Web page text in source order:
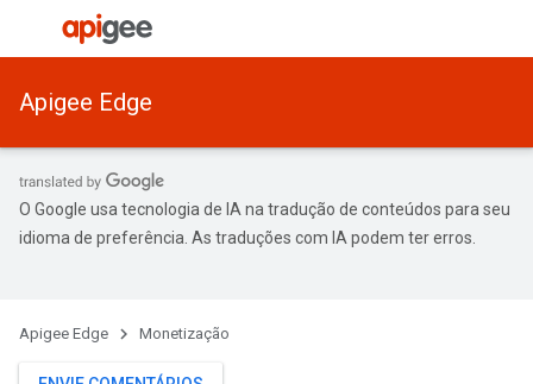
Apigee Edge
O Google usa tecnologia de IA na tradução de conteúdos para seu
idioma de preferência. As traduções com IA podem ter erros.
Apigee Edge Monetização